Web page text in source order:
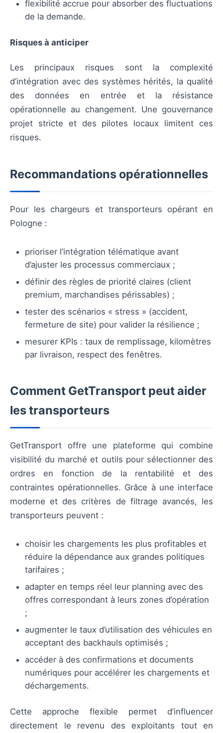
flexibilité accrue pour absorber des fluctuations
de la demande.
Risques à anticiper
Les principaux risques sont la complexité
d’intégration avec des systèmes hérités, la qualité
des données en entrée et la résistance
opérationnelle au changement. Une gouvernance
projet stricte et des pilotes locaux limitent ces
risques.
Recommandations opérationnelles
Pour les chargeurs et transporteurs opérant en
Pologne :
prioriser l’intégration télématique avant
d’ajuster les processus commerciaux ;
définir des règles de priorité claires (client
premium, marchandises périssables) ;
tester des scénarios « stress » (accident,
fermeture de site) pour valider la résilience ;
mesurer KPIs : taux de remplissage, kilomètres
par livraison, respect des fenêtres.
Comment GetTransport peut aider
les transporteurs
GetTransport offre une plateforme qui combine
visibilité du marché et outils pour sélectionner des
ordres en fonction de la rentabilité et des
contraintes opérationnelles. Grâce à une interface
moderne et des critères de filtrage avancés, les
transporteurs peuvent :
choisir les chargements les plus profitables et
réduire la dépendance aux grandes politiques
tarifaires ;
adapter en temps réel leur planning avec des
offres correspondant à leurs zones d’opération
;
augmenter le taux d’utilisation des véhicules en
acceptant des backhauls optimisés ;
accéder à des confirmations et documents
numériques pour accélérer les chargements et
déchargements.
Cette approche flexible permet d’influencer
directement le revenu des exploitants tout en